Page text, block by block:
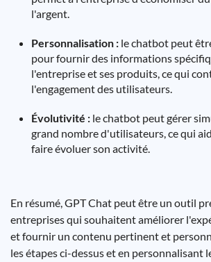
l'argent.
Personnalisation : le chatbot peut
pour fournir des informations
l'entreprise et ses produits, ce qui
l'engagement des utilisateurs.
Évolutivité : le chatbot peut gérer
grand nombre d'utilisateurs, ce qui
faire évoluer son activité.
En résumé, GPT Chat peut être un outil
entreprises qui souhaitent améliorer
et fournir un contenu pertinent et
les étapes ci-dessus et en personnalisant